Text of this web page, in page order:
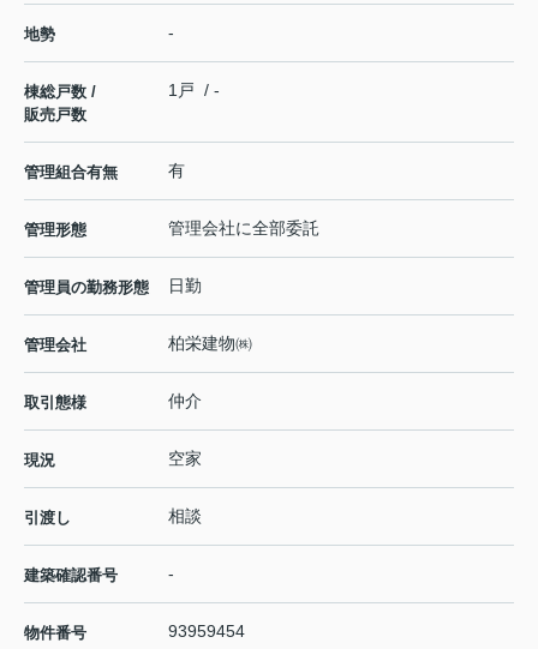
地勢 -
棟総戸数 /
販売戸数
1戸 / -
管理組合有無 有
管理形態 管理会社に全部委託
管理員の勤務形態 日勤
管理会社 柏栄建物㈱
取引態様 仲介
現況 空家
引渡し 相談
建築確認番号 -
物件番号 93959454